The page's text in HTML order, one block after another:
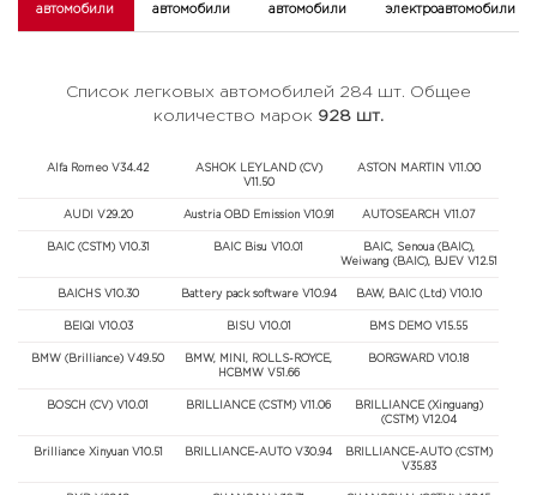
автомобили
автомобили
автомобили
электроавтомобили
Список легковых автомобилей 284 шт. Общее
количество марок 928 шт.
Alfa Romeo V34.42
ASHOK LEYLAND (CV)
V11.50
ASTON MARTIN V11.00
AUDI V29.20 Austria OBD Emission V10.91 AUTOSEARCH V11.07
BAIC (CSTM) V10.31 BAIC Bisu V10.01
BAIC, Senoua (BAIC),
Weiwang (BAIC), BJEV V12.51
BAICHS V10.30 Battery pack software V10.94 BAW, BAIC (Ltd) V10.10
BEIQI V10.03 BISU V10.01 BMS DEMO V15.55
BMW (Brilliance) V49.50
BMW, MINI, ROLLS-ROYCE,
HCBMW V51.66
BORGWARD V10.18
BOSCH (CV) V10.01 BRILLIANCE (CSTM) V11.06
BRILLIANCE (Xinguang)
(CSTM) V12.04
Brilliance Xinyuan V10.51 BRILLIANCE-AUTO V30.94
BRILLIANCE-AUTO (CSTM)
V35.83